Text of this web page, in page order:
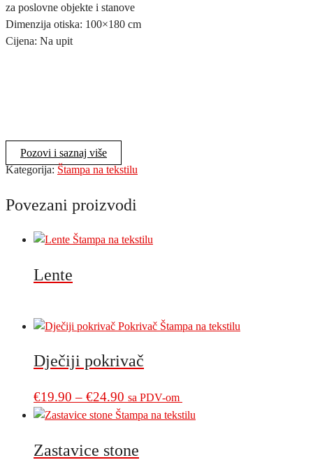
za poslovne objekte i stanove
Dimenzija otiska: 100×180 cm
Cijena: Na upit
Pozovi i saznaj više
Kategorija: Štampa na tekstilu
Povezani proizvodi
Lente
Dječiji pokrivač
€19.90 – €24.90 Price
range:
through
sa PDV-om
Zastavice stone